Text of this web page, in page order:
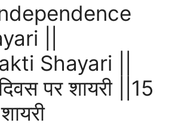
||
Shayari ||
पर शायरी ||15